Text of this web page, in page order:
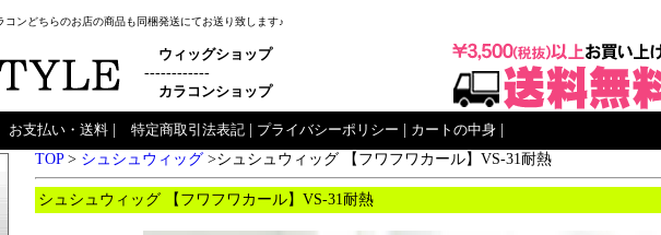
ンどちらのお店の商品も同梱発送にてお送り致します♪
ウィッグショップ
------------
カラコンショップ
お支払い・送料 特定商取引法表記 プライバシーポリシー カートの中身
TOP> シュシュウィッグ>シュシュウィッグ 【フワフワカール】VS-31耐熱
シュシュウィッグ 【フワフワカール】VS-31耐熱